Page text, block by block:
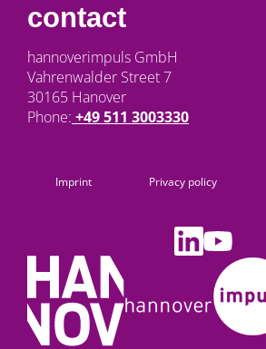
contact
hannoverimpuls GmbH
Vahrenwalder Street 7
30165 Hanover
Phone: +49 511 3003330
Imprint Privacy policy